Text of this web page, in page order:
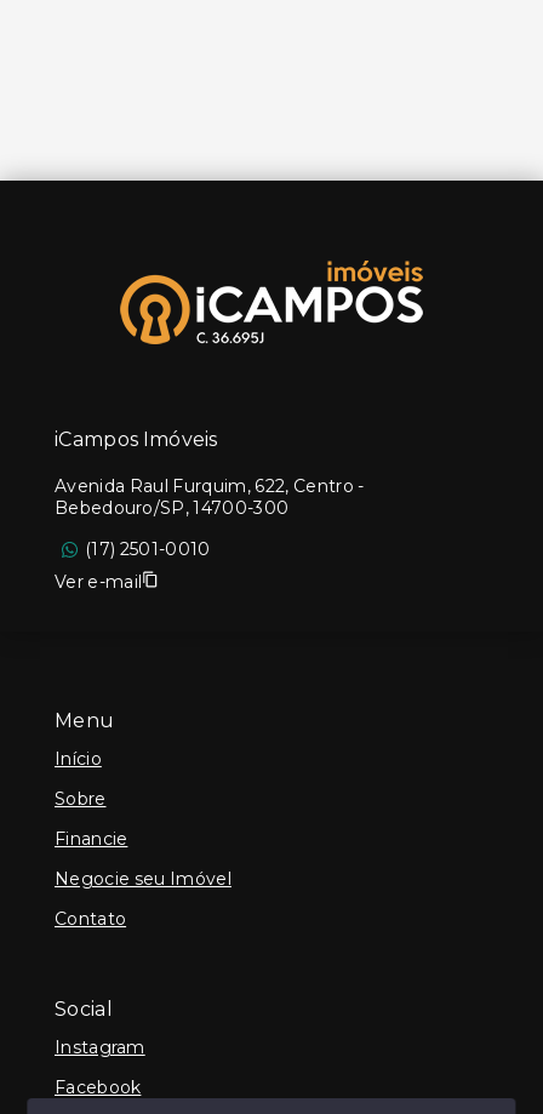
Menu
Início
Sobre
Financie
Negocie seu Imóvel
Contato
Social
Instagram
Facebook
iCampos Imóveis
Avenida Raul Furquim, 622, Centro -
Bebedouro/SP, 14700-300
(17) 2501-0010
Ver e-mail